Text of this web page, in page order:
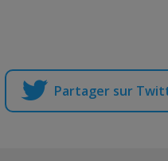
Partager sur